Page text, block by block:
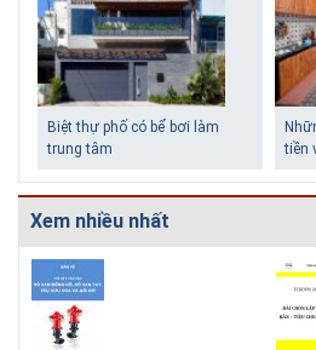
Biệt thự phố có bể bơi làm
trung tâm
tiền
Xem nhiều nhất